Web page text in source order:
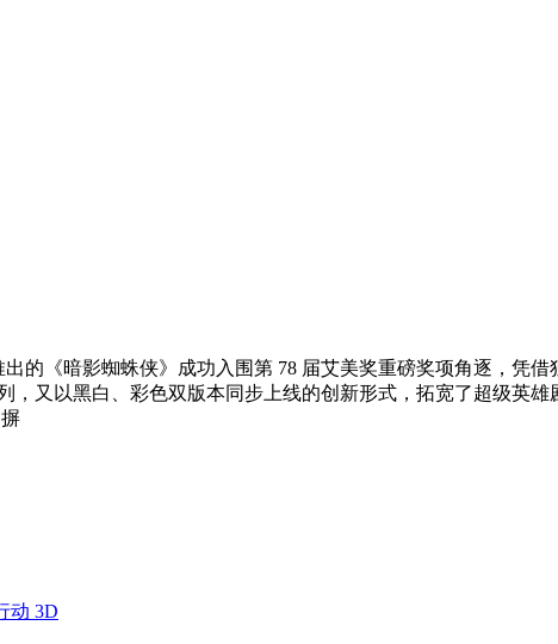
的《暗影蜘蛛侠》成功入围第 78 届艾美奖重磅奖项角逐，凭
又以黑白、彩色双版本同步上线的创新形式，拓宽了超级英
动 3D